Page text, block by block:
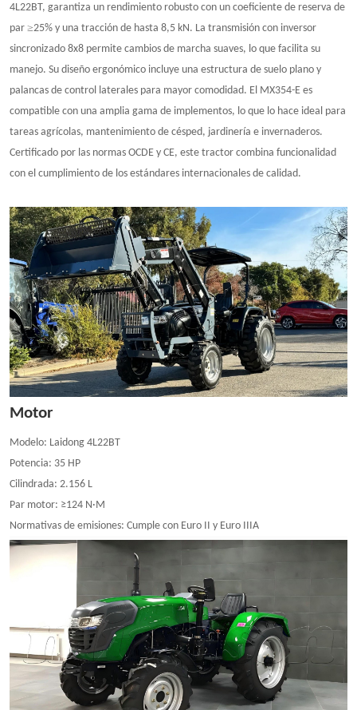
4L22BT, garantiza un rendimiento robusto con un coeficiente de reserva de
par ≥25% y una tracción de hasta 8,5 kN. La transmisión con inversor
sincronizado 8x8 permite cambios de marcha suaves, lo que facilita su
manejo. Su diseño ergonómico incluye una estructura de suelo plano y
palancas de control laterales para mayor comodidad. El MX354-E es
compatible con una amplia gama de implementos, lo que lo hace ideal para
tareas agrícolas, mantenimiento de césped, jardinería e invernaderos.
Certificado por las normas OCDE y CE, este tractor combina funcionalidad
con el cumplimiento de los estándares internacionales de calidad.
Motor
Modelo: Laidong 4L22BT
Potencia: 35 HP
Cilindrada: 2.156 L
Par motor: ≥124 N·M
Normativas de emisiones: Cumple con Euro II y Euro IIIA